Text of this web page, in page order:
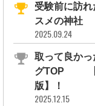
受験前に訪
スメの神社
2025.09.24
取って良か
グTOP10
版】！
2025.12.15